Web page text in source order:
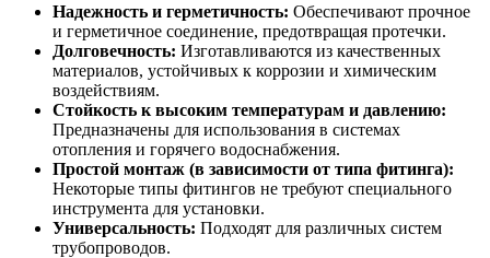
Надежность и герметичность: Обеспечивают прочное
и герметичное соединение, предотвращая протечки.
Долговечность: Изготавливаются из качественных
материалов, устойчивых к коррозии и химическим
воздействиям.
Стойкость к высоким температурам и давлению:
Предназначены для использования в системах
отопления и горячего водоснабжения.
Простой монтаж (в зависимости от типа фитинга):
Некоторые типы фитингов не требуют специального
инструмента для установки.
Универсальность: Подходят для различных систем
трубопроводов.